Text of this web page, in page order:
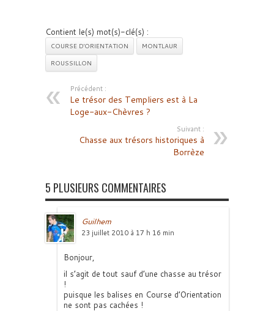
Contient le(s) mot(s)-clé(s) :
COURSE D'ORIENTATION
MONTLAUR
ROUSSILLON
Précédent :
Le trésor des Templiers est à La
Loge-aux-Chèvres ?
Suivant :
Chasse aux trésors historiques à
Borrèze
5 PLUSIEURS COMMENTAIRES
Guilhem
23 juillet 2010 à 17 h 16 min
Bonjour,
il s’agit de tout sauf d’une chasse au trésor
!
puisque les balises en Course d’Orientation
ne sont pas cachées !